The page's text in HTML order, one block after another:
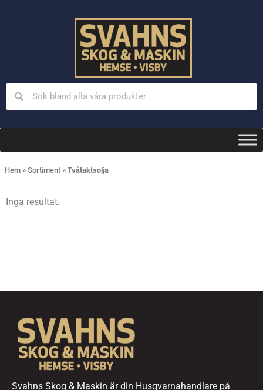
Hem » Sortiment » Tvåtaktsolja
Inga resultat.
Svahns Skog & Maskin är din Husqvarnahandlare på